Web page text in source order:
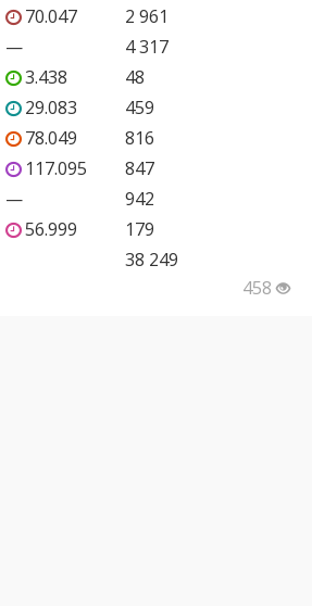
70.047
2 961
—
4 317
3.438
48
29.083
459
78.049
816
117.095
847
—
942
56.999
179
38 249
458